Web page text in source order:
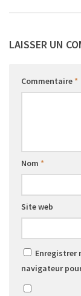
LAISSER UN
Commentaire*
Nom *
Site web
Enregistrer
navigateur